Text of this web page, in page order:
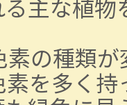
主な植物
の種類が
を多く